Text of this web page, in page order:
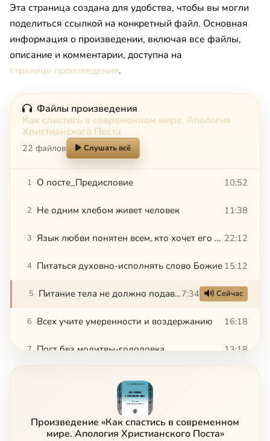
Эта страница создана для удобства, чтобы вы могли
поделиться ссылкой на конкретный файл. Основная
информация о произведении, включая все файлы,
описание и комментарии, доступна на
странице произведения.
Файлы произведения
Как спастись в современном мире. Апология
Христианского Поста
22 файлов Слушать всё
1 О посте_Предисловие 10:52
2 Не одним хлебом живет человек 11:38
3 Язык любви понятен всем, кто хочет его понять, чтобы принять любовь говорящего 22:12
4 Питаться духовно-исполнять слово Божие 15:12
5 Питание тела не должно подавлять живущего в нем духа7:34 Сейчас
6 Всех учите умеренности и воздержанию 16:18
7 Пост без молитвы-голодовка 13:18
Пост-воздержание от пищи телесной при насыщении духовной пищей
Произведение «Как спастись в современном
мире. Апология Христианского Поста»